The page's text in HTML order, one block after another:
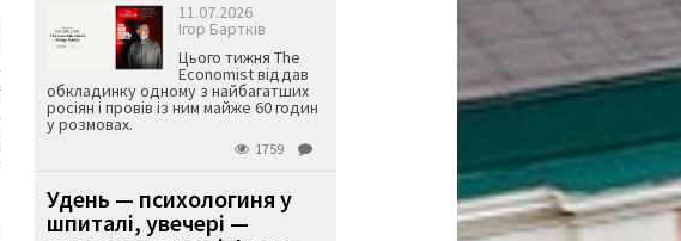
11.07.2026
Ігор Бартків
Цього тижня The
Economist віддав
обкладинку одному з найбагатших
росіян і провів із ним майже 60 годин
у розмовах.
1759
Удень — психологиня у
шпиталі, увечері —